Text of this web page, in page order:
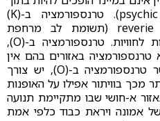
המיינד (או בתוך הנפש - psychic). טרנספורמציה ב-(K)
מתאפשרת מתוך עמדה של reverie (תשומת לב מרחפת
בנינוחות), אשר מאפשר פתיחות לחוויות. טרנספורמציה ב-(O),
טרנספורמציה באזורים בהם אין
ייצוג, חשיבה וידיעה. כדי לאפשר טרנספורמציה ב-(O), יש צורך
מכך בוויתור אפילו על האופנות
א-חושי שבו מתקיימת תנועה
של אמונה ויראת כבוד כלפי אמת